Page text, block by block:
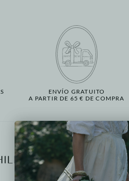
ENVÍO GRATUITO
A PARTIR DE 65 € DE COMPRA